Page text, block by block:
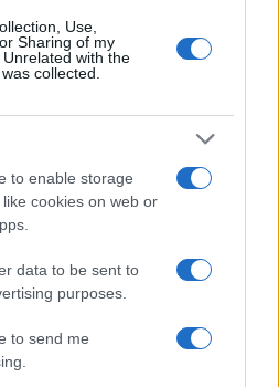
Use,
Sharing of my
with the
collected.
to enable storage
cookies on web or
data to be sent to
purposes.
to send me
covid-19. Ocena učinkov ne
veljavnega zakona, je
vseh evropskih državnih
osebnih podatkov glede
enotno.
širjenja novega
V Braziliji so v zadnjem
novih okužb, za
ljudi, kar je prav tako